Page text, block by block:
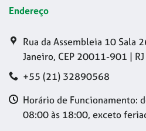
Endereço
Rua da Assembleia 10 Sala
Janeiro, CEP 20011-901 | RJ
+55 (21) 32890568
Horário de Funcionamento:
08:00 às 18:00, exceto